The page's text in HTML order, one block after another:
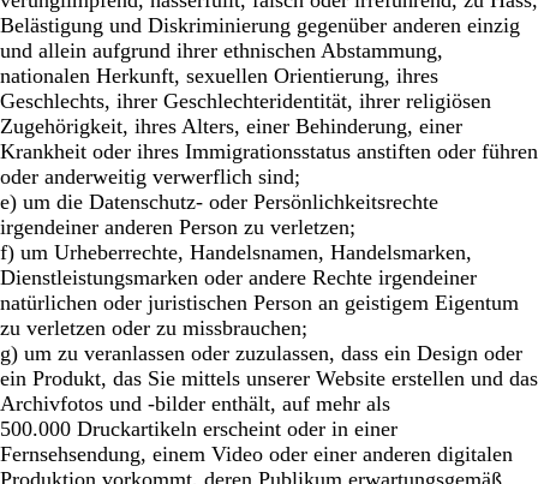
Belästigung und Diskriminierung gegenüber anderen einzig
und allein aufgrund ihrer ethnischen Abstammung,
nationalen Herkunft, sexuellen Orientierung, ihres
Geschlechts, ihrer Geschlechteridentität, ihrer religiösen
Zugehörigkeit, ihres Alters, einer Behinderung, einer
Krankheit oder ihres Immigrationsstatus anstiften oder führen
oder anderweitig verwerflich sind;
e) um die Datenschutz- oder Persönlichkeitsrechte
irgendeiner anderen Person zu verletzen;
f) um Urheberrechte, Handelsnamen, Handelsmarken,
Dienstleistungsmarken oder andere Rechte irgendeiner
natürlichen oder juristischen Person an geistigem Eigentum
zu verletzen oder zu missbrauchen;
g) um zu veranlassen oder zuzulassen, dass ein Design oder
ein Produkt, das Sie mittels unserer Website erstellen und das
Archivfotos und -bilder enthält, auf mehr als
500.000 Druckartikeln erscheint oder in einer
Fernsehsendung, einem Video oder einer anderen digitalen
Produktion vorkommt, deren Publikum erwartungsgemäß